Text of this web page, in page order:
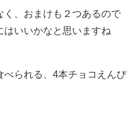
く、おまけも２つあるので
いいかなと思いますね
られる、4本チョコえんぴ